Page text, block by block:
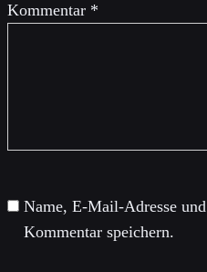
Kommentar *
Name, E-Mail-Adresse
Kommentar speichern.